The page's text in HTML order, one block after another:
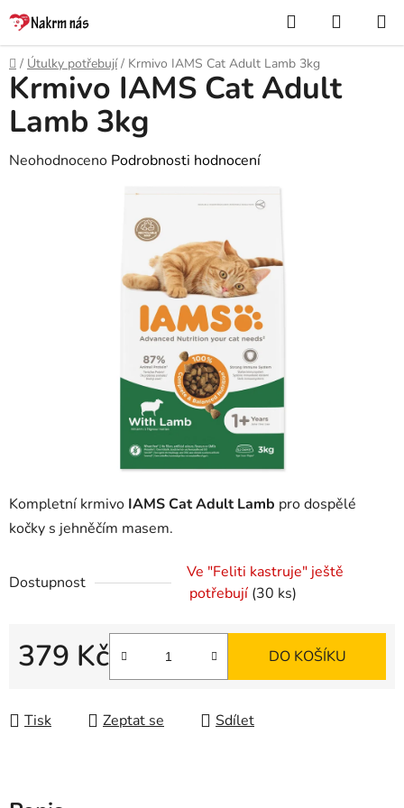
Přejít
na
obsah
Hledat
KOŠÍK
Domů
/ Útulky potřebují / Krmivo IAMS Cat Adult Lamb 3kg
Kompletní krmivo IAMS Cat Adult Lamb pro dospělé
kočky s jehněčím masem.
Dostupnost
Ve "Feliti kastruje" ještě
potřebují (30 ks)
379 Kč DO KOŠÍKU
Tisk Zeptat se Sdílet
Krmivo IAMS Cat Adult
Lamb 3kg
Průměrné
Neohodnoceno Podrobnosti hodnocení